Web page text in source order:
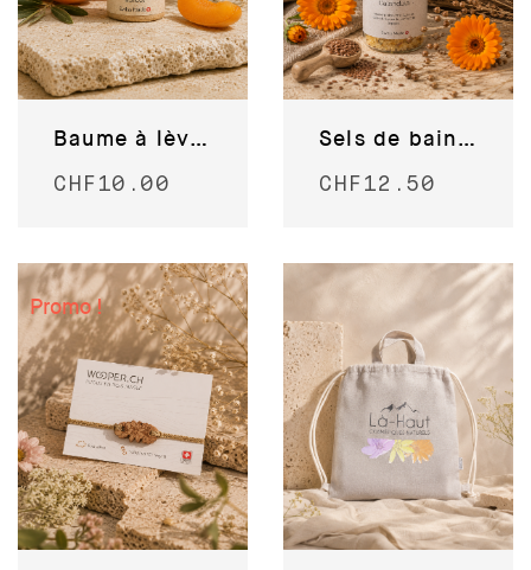
Baume à lèvre Abricot
CHF 10.00
Sels de bain au calendula
CHF 12.50
Promo !